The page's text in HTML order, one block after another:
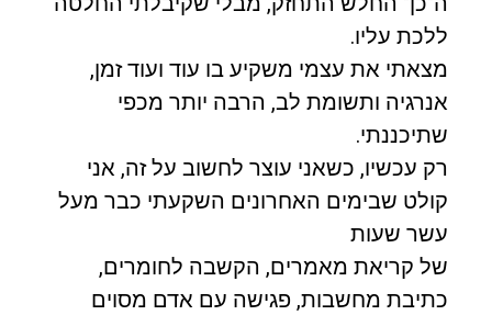
ללכת עליו.
מצאתי את עצמי משקיע בו עוד ועוד זמן,
אנרגיה ותשומת לב, הרבה יותר מכפי
שתיכננתי.
רק עכשיו, כשאני עוצר לחשוב על זה, אני
קולט שבימים האחרונים השקעתי כבר מעל
עשר שעות
של קריאת מאמרים, הקשבה לחומרים,
כתיבת מחשבות, פגישה עם אדם מסוים